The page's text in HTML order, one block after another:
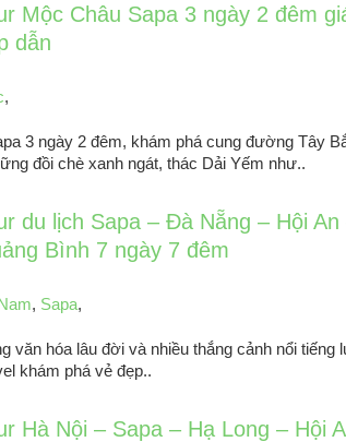
Mộc Châu Sapa 3 ngày 2 đêm
dẫn
,
3 ngày 2 đêm, khám phá cung đường Tây
đồi chè xanh ngát, thác Dải Yếm như..
du lịch Sapa – Đà Nẵng – Hội An
Bình 7 ngày 7 đêm
, Sapa,
hóa lâu đời và nhiều thắng cảnh nổi tiếng
khám phá vẻ đẹp..
Hà Nội – Sapa – Hạ Long – Hội